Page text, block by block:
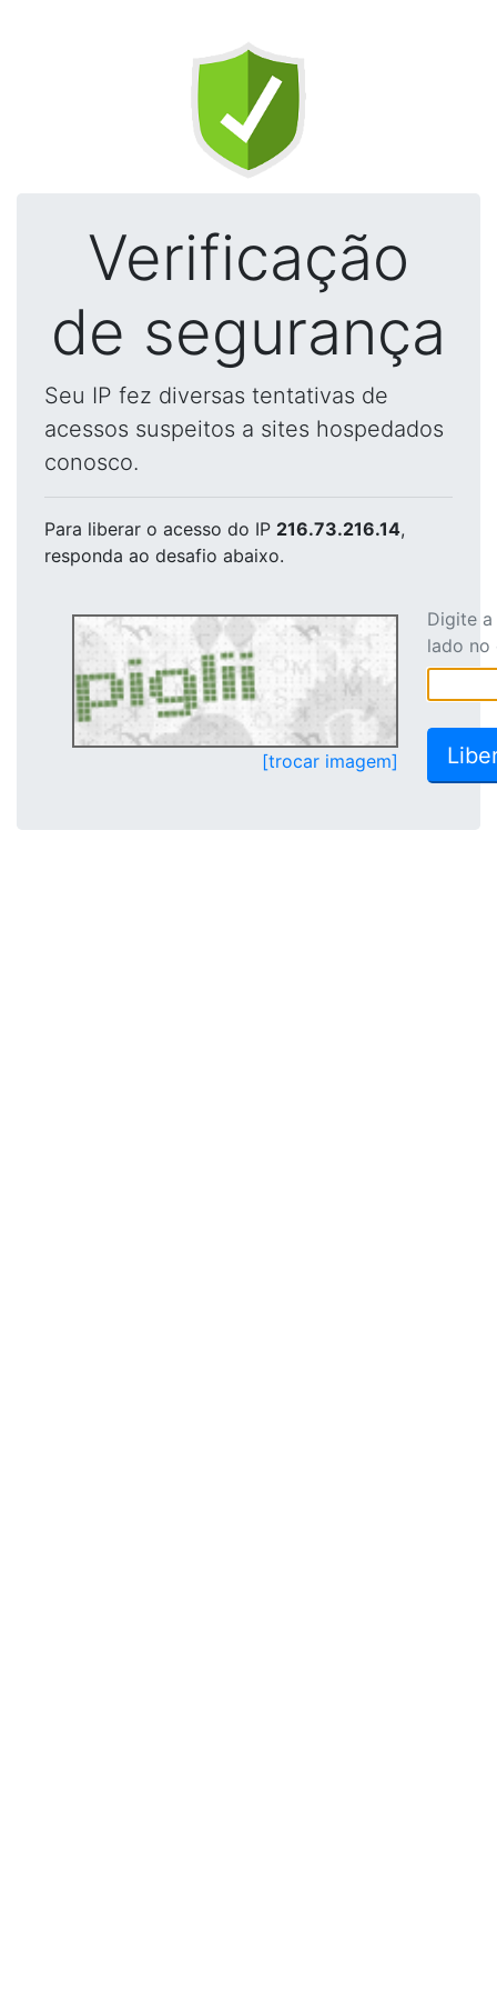
Verificação
de segurança
Seu IP fez diversas tentativas de
acessos suspeitos a sites hospedados
conosco.
Para liberar o acesso do IP 216.73.216.14,
responda ao desafio abaixo.
[trocar imagem]
Digite
lado no